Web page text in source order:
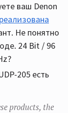
ваш Denon
Не понятно
24 Bit / 96
205 есть
products, the